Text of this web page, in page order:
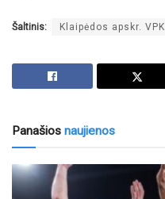
Šaltinis: Klaipėdos apskr. VPK
Panašios naujienos